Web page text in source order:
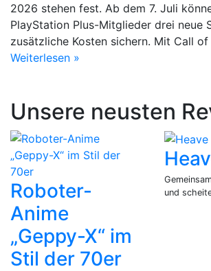
2026 stehen fest. Ab dem 7. Juli
PlayStation Plus-Mitglieder drei neue
zusätzliche Kosten sichern. Mit Call
Weiterlesen »
Unsere neusten
Roboter-
Anime
„Geppy-X“ im
Stil der 70er
und